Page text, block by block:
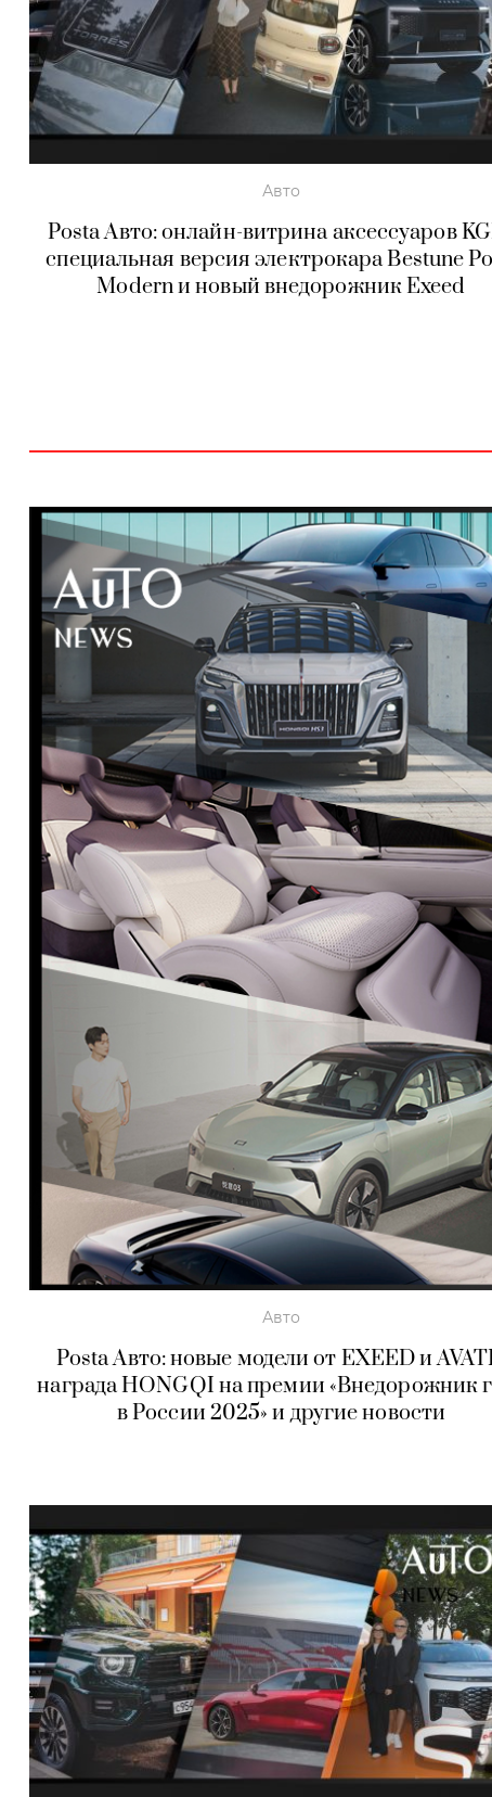
Авто
Posta Авто: онлайн-витрина аксессуаров
специальная версия электрокара Bestune
Modern и новый внедорожник Exeed
Авто
Posta Авто: новые модели от EXEED и
награда HONGQI на премии «Внедорожник
в России 2025» и другие новости